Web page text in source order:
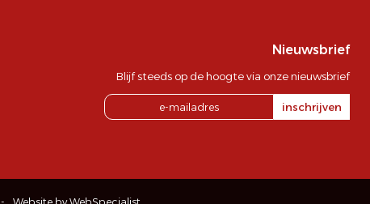
Nieuwsbrief
Blijf steeds op de hoogte via onze nieuwsbrief
inschrijven